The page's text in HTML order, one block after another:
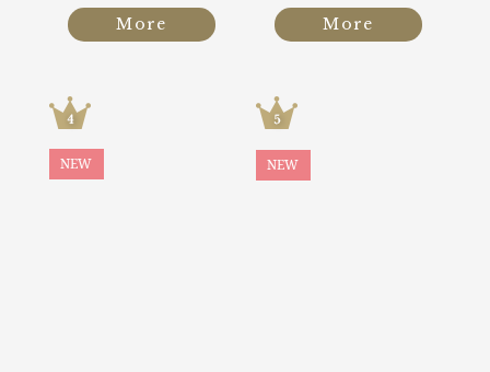
More More
NEW NEW